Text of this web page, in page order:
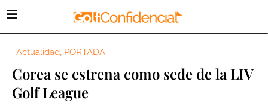
Actualidad, PORTADA
Corea se estrena como sede de la LIV
Golf League